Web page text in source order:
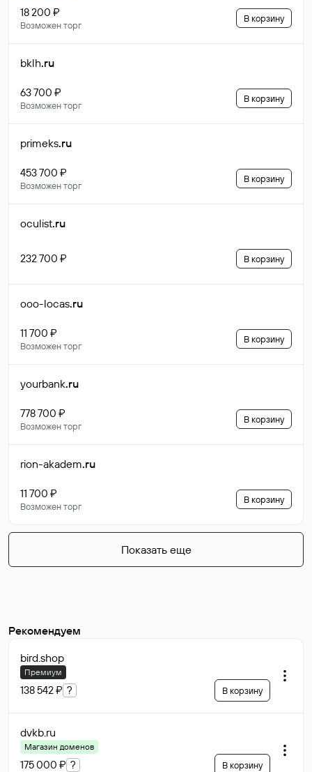
18 200 ₽
Возможен торг
В корзину
bklh.ru
63 700 ₽
Возможен торг
В корзину
primeks.ru
453 700 ₽
Возможен торг
В корзину
oculist.ru
232 700 ₽ В корзину
ooo-locas.ru
11 700 ₽
Возможен торг
В корзину
yourbank.ru
778 700 ₽
Возможен торг
В корзину
rion-akadem.ru
11 700 ₽
Возможен торг
В корзину
Показать еще
Рекомендуем
bird.shop
Премиум
138 542 ₽ ? В корзину
dvkb.ru
Магазин доменов
175 000 ₽ ? В корзину